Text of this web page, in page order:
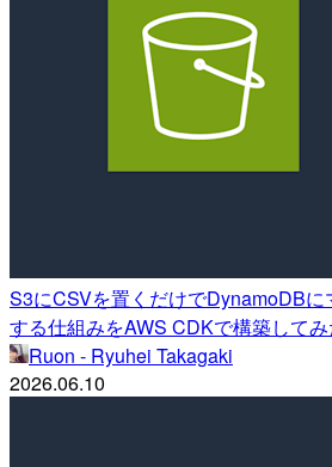
S3にCSVを置くだけでDynamoDBに
する仕組みをAWS CDKで構築してみ
Ruon - Ryuhei Takagaki
2026.06.10